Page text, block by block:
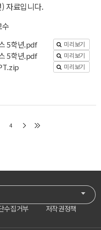
자료입니다.
5학년.pdf 미리보기
5학년.pdf 미리보기
미리보기
4
수집거부 저작권정책